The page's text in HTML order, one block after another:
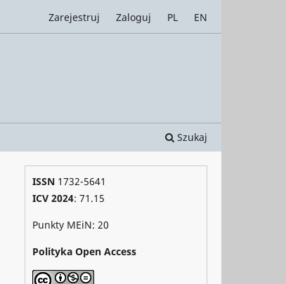
Szukaj
Zarejestruj Zaloguj PL EN
ISSN 1732-5641
ICV 2024: 71.15
Punkty MEiN: 20
Polityka Open Access